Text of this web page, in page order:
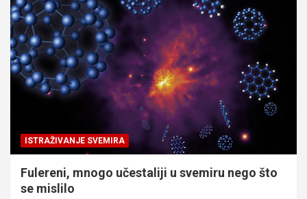
ISTRAŽIVANJE SVEMIRA
Fulereni, mnogo učestaliji u svemiru nego što
se mislilo